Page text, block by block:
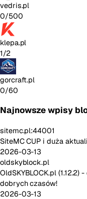
vedris.pl
0/500
klepa.pl
1/2
gorcraft.pl
0/60
Najnowsze wpisy
sitemc.pl:44001
SiteMC CUP i duża
2026-03-13
oldskyblock.pl
OldSKYBLOCK.pl
dobrych czasów!
2026-03-13